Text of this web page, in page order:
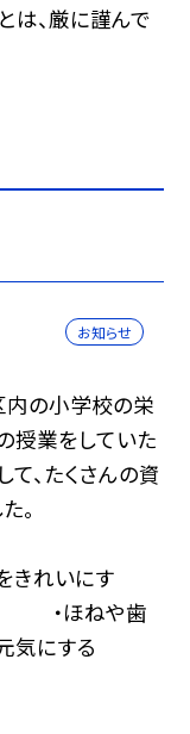
謹んで
お知らせ
内の小学校の栄
授業をしていた
て、たくさんの資
。
れいにす
・ほねや歯
気にする